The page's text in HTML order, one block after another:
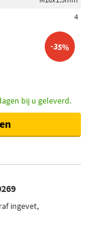
4
-35%
bij u geleverd.
ingevet,